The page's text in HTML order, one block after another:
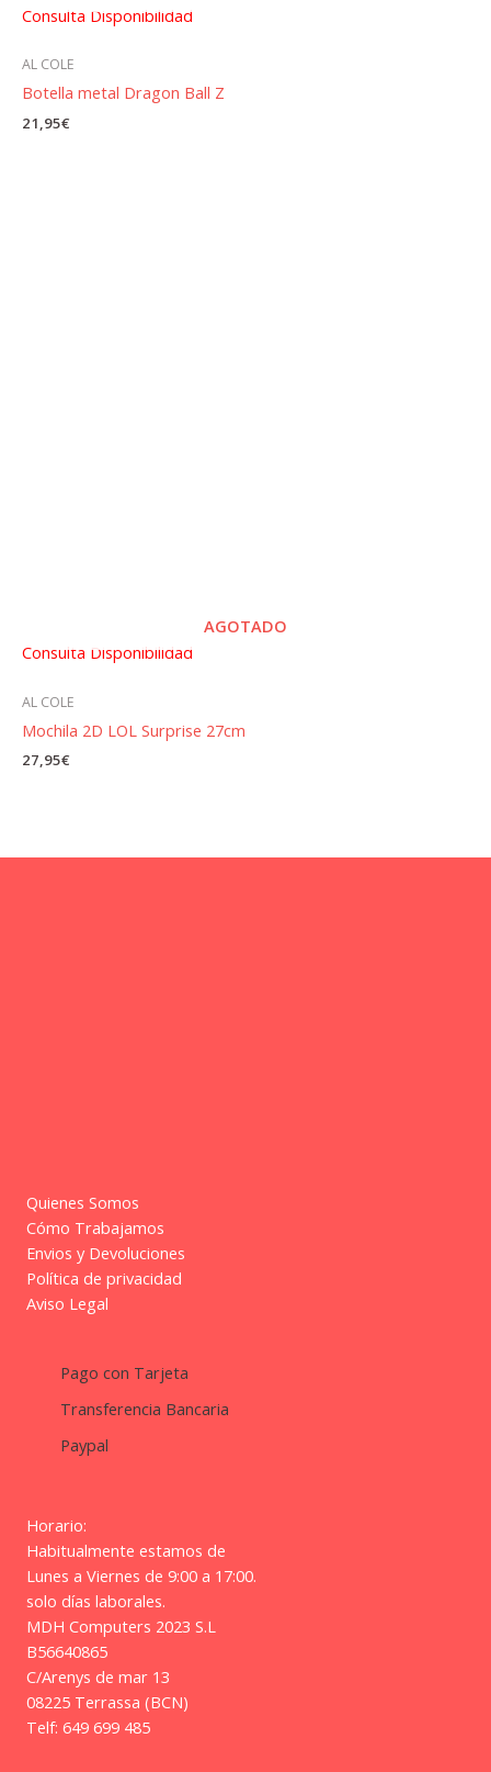
Consulta Disponibilidad
AL COLE
Botella metal Dragon Ball Z
21,95€
AGOTADO
Consulta Disponibilidad
AL COLE
Mochila 2D LOL Surprise 27cm
27,95€
Quienes Somos
Cómo Trabajamos
Envios y Devoluciones
Política de privacidad
Aviso Legal
Pago con Tarjeta
Transferencia Bancaria
Paypal
Horario:
Habitualmente estamos de
Lunes a Viernes de 9:00 a 17:00.
solo días laborales.
MDH Computers 2023 S.L
B56640865
C/Arenys de mar 13
08225 Terrassa (BCN)
Telf: 649 699 485